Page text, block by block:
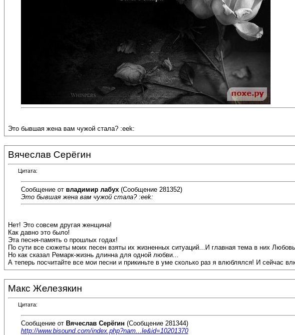
Это бывшая жена вам чужой стала? :eek:
Вячеслав Серёгин
Цитата:
Сообщение от владимир лабух (Сообщение 281352)
Это бывшая жена вам чужой стала? :eek:
Нет! Это совсем другая женщина!
Как давно это было!
Эта песня-память о прошлых годах!
По сути все сюжеты моих песен взяты их жизненных ситуаций...И главная тема в них
Но как сказал Ремарк-жизнь длинна для одной любви...
А теперь посчитайте все мои песни и прикиньте в уме сколько раз я влюблялся! И сейчас
Макс Железякин
Цитата:
Сообщение от Вячеслав Серёгин (Сообщение 281344)
http://www.bisound.com/index.php?nam...le&id=10201370